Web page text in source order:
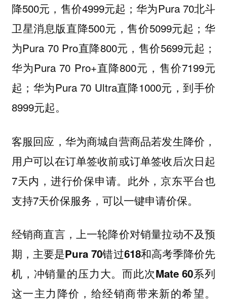
降500元，售价4999元起；华为Pura 70北斗
卫星消息版直降500元，售价5099元起；华
为Pura 70 Pro直降800元，售价5699元起；
华为Pura 70 Pro+直降800元，售价7199元
起；华为Pura 70 Ultra直降1000元，到手价
8999元起。
客服回应，华为商城自营商品若发生降价，
用户可以在订单签收前或订单签收后次日起
7天内，进行价保申请。此外，京东平台也
支持7天价保服务，可以一键申请价保。
经销商直言，上一轮降价对销量拉动不及预
期，主要是Pura 70错过618和高考季降价先
机，冲销量的压力大。而此次Mate 60系列
这一主力降价，给经销商带来新的希望。